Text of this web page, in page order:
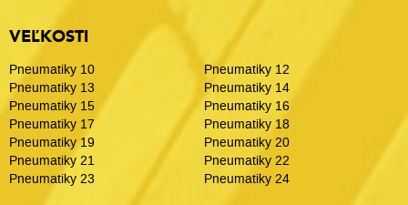
VEĽKOSTI
Pneumatiky 10
Pneumatiky 12
Pneumatiky 13
Pneumatiky 14
Pneumatiky 15
Pneumatiky 16
Pneumatiky 17
Pneumatiky 18
Pneumatiky 19
Pneumatiky 20
Pneumatiky 21
Pneumatiky 22
Pneumatiky 23
Pneumatiky 24